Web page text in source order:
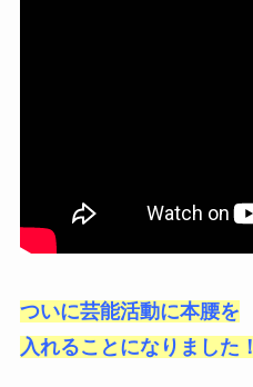
ついに芸能活動に本腰を
入れることになりました！